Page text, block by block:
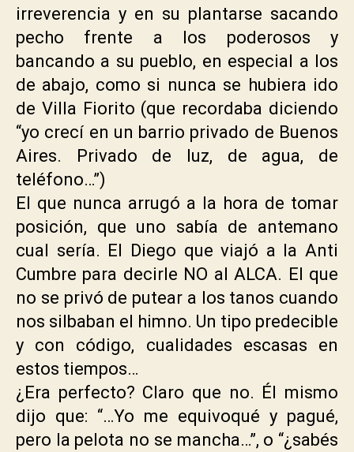
irreverencia y en su plantarse sacando
pecho frente a los poderosos y
bancando a su pueblo, en especial a los
de abajo, como si nunca se hubiera ido
de Villa Fiorito (que recordaba diciendo
“yo crecí en un barrio privado de Buenos
Aires. Privado de luz, de agua, de
teléfono…”)
El que nunca arrugó a la hora de tomar
posición, que uno sabía de antemano
cual sería. El Diego que viajó a la Anti
Cumbre para decirle NO al ALCA. El que
no se privó de putear a los tanos cuando
nos silbaban el himno. Un tipo predecible
y con código, cualidades escasas en
estos tiempos…
¿Era perfecto? Claro que no. Él mismo
dijo que: “…Yo me equivoqué y pagué,
pero la pelota no se mancha…”, o “¿sabés